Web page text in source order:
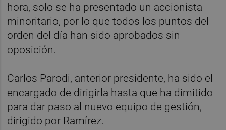
hora, solo se ha presentado un accionista
minoritario, por lo que todos los puntos del
orden del día han sido aprobados sin
oposición.
Carlos Parodi, anterior presidente, ha sido el
encargado de dirigirla hasta que ha dimitido
para dar paso al nuevo equipo de gestión,
dirigido por Ramírez.